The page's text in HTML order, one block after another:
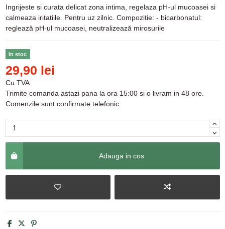
Ingrijeste si curata delicat zona intima, regelaza pH-ul mucoasei si
calmeaza iritatiile. Pentru uz zilnic. Compozitie: - bicarbonatul:
reglează pH-ul mucoasei, neutralizează mirosurile
In stoc
29,90 lei
Cu TVA
Trimite comanda astazi pana la ora 15:00 si o livram in 48 ore.
Comenzile sunt confirmate telefonic.
Adauga in cos